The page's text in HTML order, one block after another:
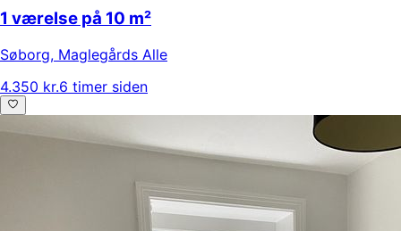
1 værelse på 10 m²
Søborg, Maglegårds Alle
4.350 kr.6 timer siden